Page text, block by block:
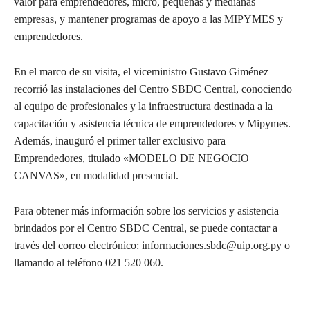
empresas, y mantener programas de apoyo a las MIPYMES y
emprendedores.
En el marco de su visita, el viceministro Gustavo Giménez
recorrió las instalaciones del Centro SBDC Central, conociendo
al equipo de profesionales y la infraestructura destinada a la
capacitación y asistencia técnica de emprendedores y Mipymes.
Además, inauguró el primer taller exclusivo para
Emprendedores, titulado «MODELO DE NEGOCIO
CANVAS», en modalidad presencial.
Para obtener más información sobre los servicios y asistencia
brindados por el Centro SBDC Central, se puede contactar a
través del correo electrónico: informaciones.sbdc@uip.org.py o
llamando al teléfono 021 520 060.